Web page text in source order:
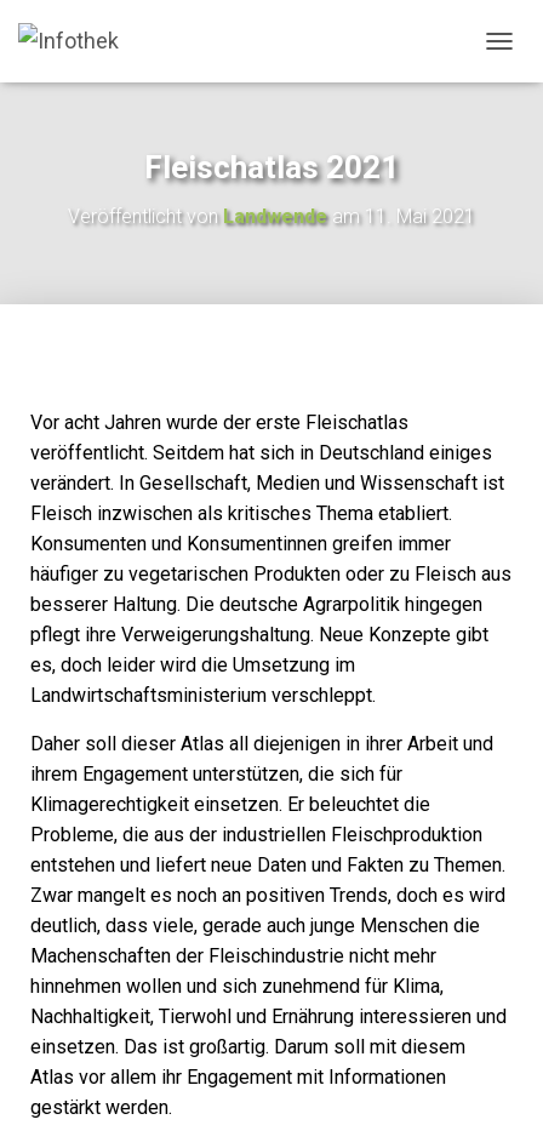
A
E
Fleischatlas 2021
Veröffentlicht vonLandwendeam 11. Mai 2021
Vor acht Jahren wurde der erste Fleischatlas
veröffentlicht. Seitdem hat sich in Deutschland einiges
verändert. In Gesellschaft, Medien und Wissenschaft ist
Fleisch inzwischen als kritisches Thema etabliert.
Konsumenten und Konsumentinnen greifen immer
häufiger zu vegetarischen Produkten oder zu Fleisch aus
besserer Haltung. Die deutsche Agrarpolitik hingegen
pflegt ihre Verweigerungshaltung. Neue Konzepte gibt
es, doch leider wird die Umsetzung im
Landwirtschaftsministerium verschleppt.
Daher soll dieser Atlas all diejenigen in ihrer Arbeit und
ihrem Engagement unterstützen, die sich für
Klimagerechtigkeit einsetzen. Er beleuchtet die
Probleme, die aus der industriellen Fleischproduktion
entstehen und liefert neue Daten und Fakten zu Themen.
Zwar mangelt es noch an positiven Trends, doch es wird
deutlich, dass viele, gerade auch junge Menschen die
Machenschaften der Fleischindustrie nicht mehr
hinnehmen wollen und sich zunehmend für Klima,
Nachhaltigkeit, Tierwohl und Ernährung interessieren und
einsetzen. Das ist großartig. Darum soll mit diesem
Atlas vor allem ihr Engagement mit Informationen
gestärkt werden.